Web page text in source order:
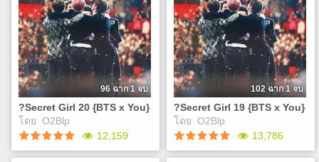
Peek-A-Boo(Instrumental)
Apink - Eyes
Guk - All For You Eunji &
Yoseob - Love Day Suzy &
DPR - Holiday Wanna one –
Beautiful (movie)
34 Standing Egg - Once
Again BTS - Blanket Kick
Standing EGG - Little Star
Mad Clown & Yozoh -
Chocolate Cherry Night
Infinite F ? Heartbeat
4MINUTE ? Hate 4MINUTE -
Whatcha Doin' Today Urban
Zakapa - Ya Ya Ya Punch &
GLABINGO - Beautiful
v=3KgqyTu5xrI 로이킴, 김이
지 - Heaven (Piano Cover)
https://www.youtube.com/
v=CeJHkL1Nku8 From.u -
So curious From.u - 몇 시에
들어갔어, 어제?
https://www.youtube.com/
v=iJ4JVRl2cLY U-Hee -
Don’t Be Handsome
https://www.youtube.com/
v=IskzFvwBcs0 Infinite –
? Secret Girl 22 {BTS x
You}
เคยสงสัยกันไหมว่าทำไม
พวกเขาถึงได้มีหน้าตาที่ดูดีเกิน
มนุษย์แบบนี้? แล้วถ้าพวกเขา
ถูกสาปล่ะ 'คุณ'จะช่วยพวกเขา
ถอนคำสาปดั่งโฉมงามกับเจ้า
ชายอสูรได้หรือไม่
https://www.tunwalai.com/chapter/1591054/
cut-ep22-visual-novel-
? Secret Girl 21 {BTS x
You}
เคยสงสัยกันไหมว่าทำไม
พวกเขาถึงได้มีหน้าตาที่ดูดีเกิน
มนุษย์แบบนี้? แล้วถ้าพวกเขา
ถูกสาปล่ะ 'คุณ'จะช่วยพวกเขา
ถอนคำสาปดั่งโฉมงามกับเจ้า
ชายอสูรได้หรือไม่ เอ..แต่แค่
จุมพิตแล้วถอนคำสาปได้ มันก็
ง่ายไปไหม J เพลงจ้า Sam
Kim - Who Are You (Piano
Cover)
?Secret Girl 20 {BTS x You}
โดย O2Blp
96 ฉาก 1 จบ
12,159
?Secret Girl 19 {BTS x You}
โดย O2Blp
102 ฉาก 1 จบ
13,786